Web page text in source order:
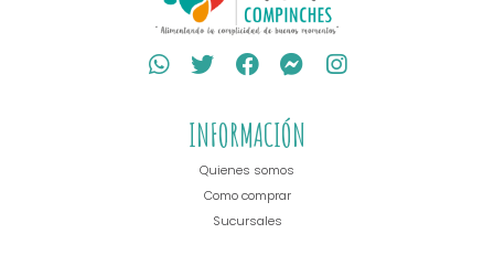
INFORMACIÓN
Quienes somos
Como comprar
Sucursales